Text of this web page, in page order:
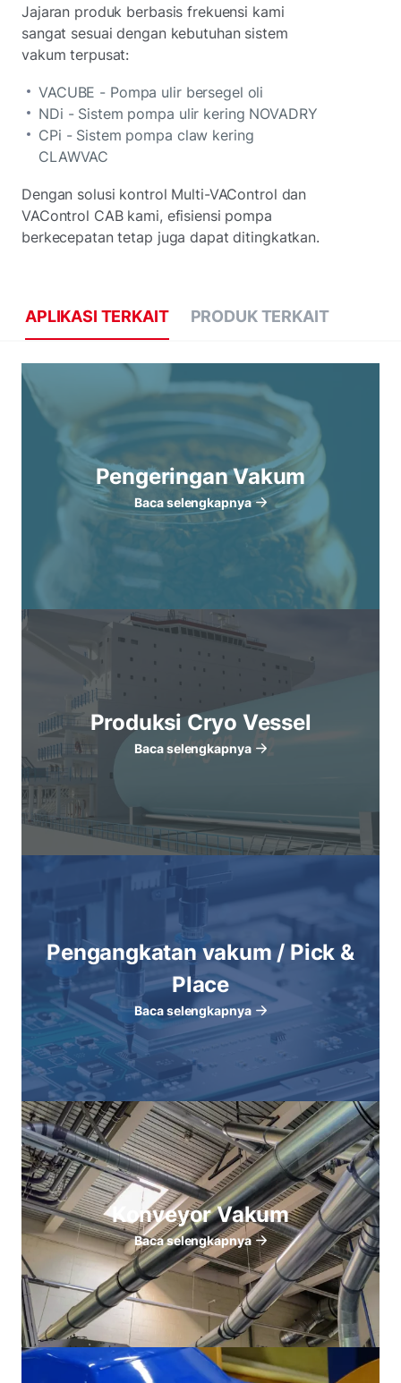
Jajaran produk berbasis frekuensi kami
sangat sesuai dengan kebutuhan sistem
vakum terpusat:
VACUBE - Pompa ulir bersegel oli
NDi - Sistem pompa ulir kering NOVADRY
CPi - Sistem pompa claw kering
CLAWVAC
Dengan solusi kontrol Multi-VAControl dan
VAControl CAB kami, efisiensi pompa
berkecepatan tetap juga dapat ditingkatkan.
APLIKASI TERKAIT PRODUK TERKAIT
Pengeringan Vakum
Baca selengkapnya
Produksi Cryo Vessel
Baca selengkapnya
Pengangkatan vakum / Pick &
Place
Baca selengkapnya
Konveyor Vakum
Baca selengkapnya